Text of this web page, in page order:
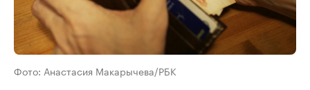
Фото: Анастасия Макарычева/РБК